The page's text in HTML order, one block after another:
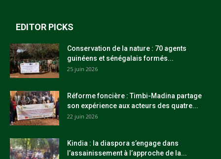
EDITOR PICKS
Conservation de la nature : 70 agents
guinéens et sénégalais formés...
25 juin 2026
Réforme foncière : Timbi-Madina partage
son expérience aux acteurs des quatre...
22 juin 2026
Kindia : la diaspora s’engage dans
l’assainissement à l’approche de la...